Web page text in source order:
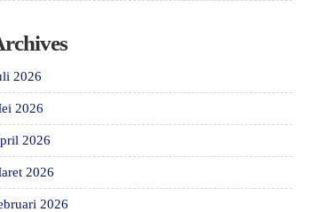
2026
2026
2026
2026
2026